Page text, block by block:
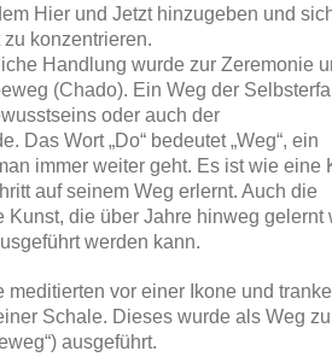
Hier und Jetzt hinzugeben und
konzentrieren.
Handlung wurde zur Zeremonie
(Chado). Ein Weg der
oder auch der
Das Wort „Do“ bedeutet „Weg“, ein
immer weiter geht. Es ist wie eine
auf seinem Weg erlernt. Auch die
Kunst, die über Jahre hinweg gelernt
werden kann.
meditierten vor einer Ikone und
Schale. Dieses wurde als Weg
ausgeführt.